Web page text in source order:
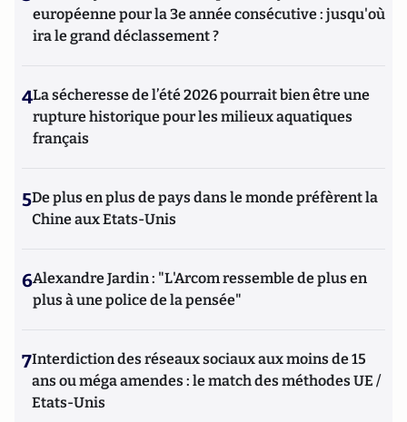
européenne pour la 3e année consécutive : jusqu'où
ira le grand déclassement ?
4La sécheresse de l’été 2026 pourrait bien être une
rupture historique pour les milieux aquatiques
français
5De plus en plus de pays dans le monde préfèrent la
Chine aux Etats-Unis
6Alexandre Jardin : "L'Arcom ressemble de plus en
plus à une police de la pensée"
7Interdiction des réseaux sociaux aux moins de 15
ans ou méga amendes : le match des méthodes UE /
Etats-Unis